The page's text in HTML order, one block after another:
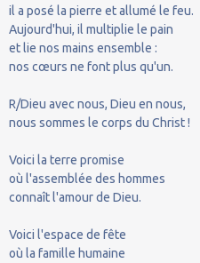
il a posé la pierre et allumé le feu.
Aujourd'hui, il multiplie le pain
et lie nos mains ensemble :
nos cœurs ne font plus qu'un.
R/Dieu avec nous, Dieu en nous,
nous sommes le corps du Christ !
Voici la terre promise
où l'assemblée des hommes
connaît l'amour de Dieu.
Voici l'espace de fête
où la famille humaine